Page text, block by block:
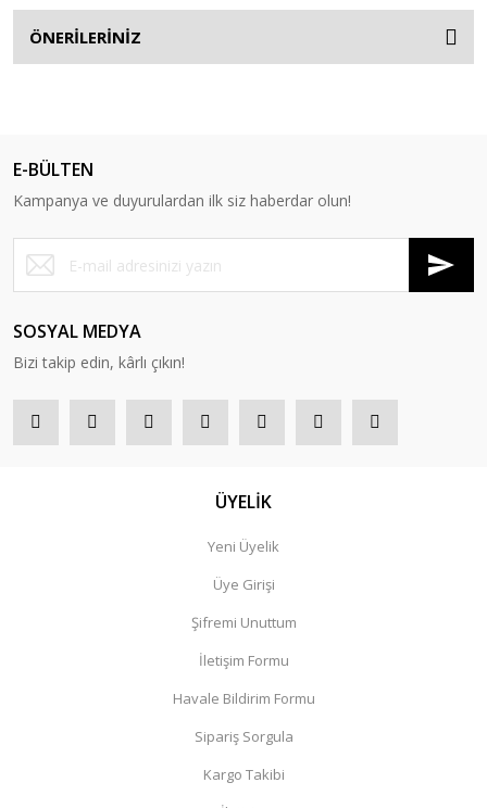
ÖNERİLERİNİZ
E-BÜLTEN
Kampanya ve duyurulardan ilk siz haberdar olun!
SOSYAL MEDYA
Bizi takip edin, kârlı çıkın!
ÜYELİK
Yeni Üyelik
Üye Girişi
Şifremi Unuttum
İletişim Formu
Havale Bildirim Formu
Sipariş Sorgula
Kargo Takibi